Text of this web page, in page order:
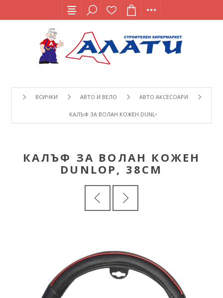
ВСИЧКИ АВТО И ВЕЛО АВТО АКСЕСОАРИ
КАЛЪФ ЗА ВОЛАН КОЖЕН DUNLOP, 38СМ
КАЛЪФ ЗА ВОЛАН КОЖЕН
DUNLOP, 38СМ